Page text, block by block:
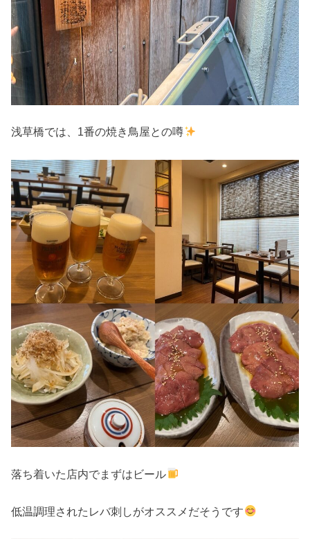
浅草橋では、1番の焼き鳥屋との噂
落ち着いた店内でまずはビール
低温調理されたレバ刺しがオススメだそうです